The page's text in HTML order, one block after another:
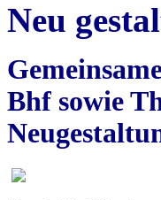
Neu
Bhf sowie